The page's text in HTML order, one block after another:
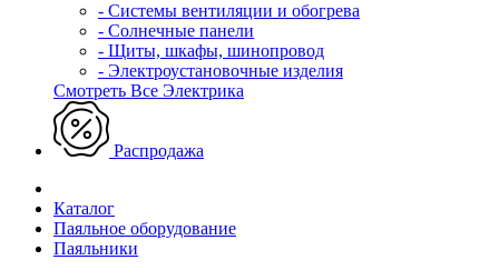
- Системы вентиляции и обогрева
- Солнечные панели
- Щиты, шкафы, шинопровод
- Электроустановочные изделия
Смотреть Все Электрика
Распродажа
Каталог
Паяльное оборудование
Паяльники